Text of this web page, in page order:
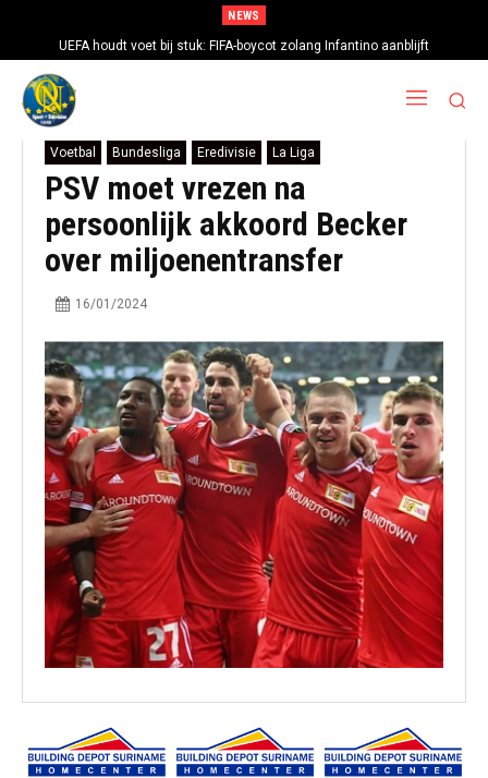
NEWS
UEFA houdt voet bij stuk: FIFA-boycot zolang Infantino aanblijft
Voetbal Bundesliga Eredivisie La Liga
PSV moet vrezen na
persoonlijk akkoord Becker
over miljoenentransfer
16/01/2024